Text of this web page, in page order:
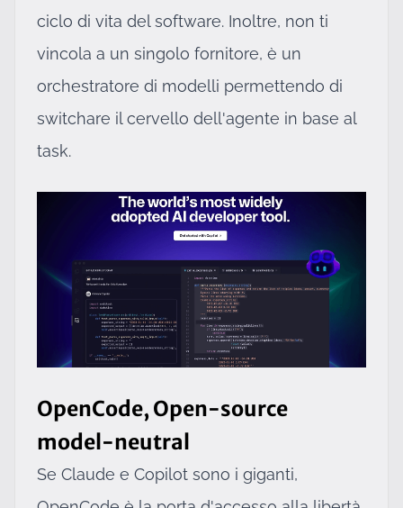
ciclo di vita del software. Inoltre, non ti
vincola a un singolo fornitore, è un
orchestratore di modelli permettendo di
switchare il cervello dell'agente in base al
task.
OpenCode, Open-source
model-neutral
Se Claude e Copilot sono i giganti,